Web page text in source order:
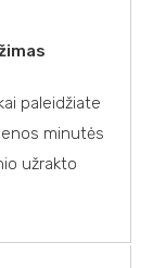
paleidžiate
minutės
užrakto